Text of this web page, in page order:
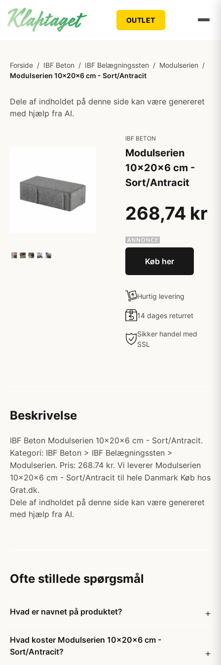
OUTLET
Forside / IBF Beton / IBF Belægningssten / Modulserien /
Modulserien 10x20x6 cm - Sort/Antracit
Dele af indholdet på denne side kan være genereret
med hjælp fra AI.
IBF BETON
Modulserien
10x20x6 cm -
Sort/Antracit
268,74 kr
Køb her
Hurtig levering
14 dages returret
Sikker handel med
SSL
Beskrivelse
IBF Beton Modulserien 10x20x6 cm - Sort/Antracit.
Kategori: IBF Beton > IBF Belægningssten >
Modulserien. Pris: 268.74 kr. Vi leverer Modulserien
10x20x6 cm - Sort/Antracit til hele Danmark Køb hos
Grat.dk.
Dele af indholdet på denne side kan være genereret
med hjælp fra AI.
Ofte stillede spørgsmål
Hvad er navnet på produktet?
Hvad koster Modulserien 10x20x6 cm -
Sort/Antracit?